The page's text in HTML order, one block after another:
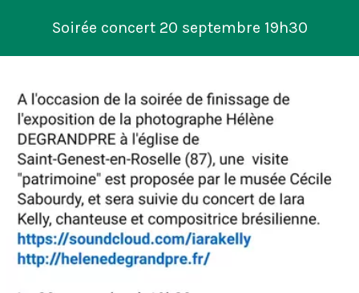
Soirée concert 20 septembre 19h30